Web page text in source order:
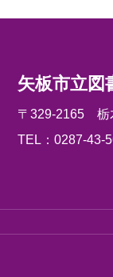
矢板市立図
〒329-2165 栃
TEL：0287-43-